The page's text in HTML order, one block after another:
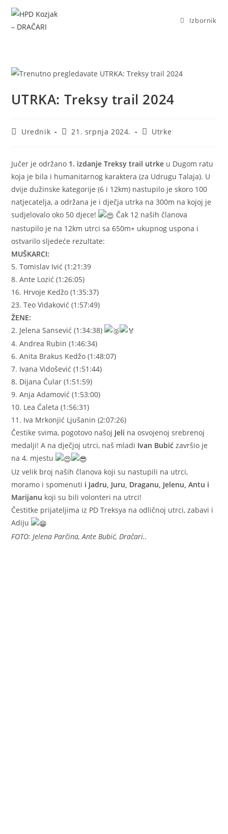
Izbornik
UTRKA: Treksy trail 2024
Urednik 21. srpnja 2024. Utrke
Jučer je održano 1. izdanje Treksy trail utrke u Dugom ratu
koja je bila i humanitarnog karaktera (za Udrugu Talaja). U
dvije dužinske kategorije (6 i 12km) nastupilo je skoro 100
natjecatelja, a održana je i dječja utrka na 300m na kojoj je
sudjelovalo oko 50 djece!
Čak 12 naših članova
nastupilo je na 12km utrci sa 650m+ ukupnog uspona i
ostvarilo sljedeće rezultate:
MUŠKARCI:
5. Tomislav Ivić (1:21:39
8. Ante Lozić (1:26:05)
16. Hrvoje Kedžo (1:35:37)
23. Teo Vidaković (1:57:49)
ŽENE:
2. Jelena Sansević (1:34:38)
4. Andrea Rubin (1:46:34)
6. Anita Brakus Kedžo (1:48:07)
7. Ivana Vidošević (1:51:44)
8. Dijana Čular (1:51:59)
9. Anja Adamović (1:53:00)
10. Lea Ćaleta (1:56:31)
11. Iva Mrkonjić Ljušanin (2:07:26)
Čestike svima, pogotovo našoj Jeli na osvojenoj srebrenoj
medalji! A na dječjoj utrci, naš mladi Ivan Bubić završio je
na 4. mjestu
Uz velik broj naših članova koji su nastupili na utrci,
moramo i spomenuti i Jadru, Juru, Draganu, Jelenu, Antu i
Marijanu koji su bili volonteri na utrci!
Čestitke prijateljima iz PD Treksya na odličnoj utrci, zabavi i
Adiju
FOTO: Jelena Parčina, Ante Bubić, Dračari..